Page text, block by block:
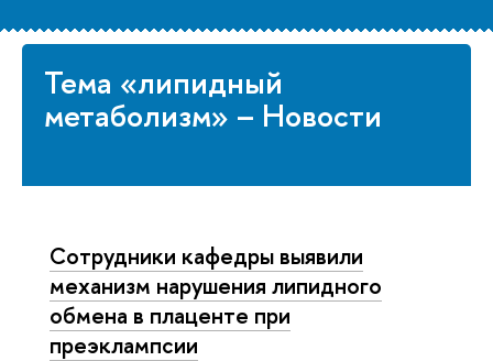
Тема «липидный
метаболизм» – Новости
Сотрудники кафедры выявили
механизм нарушения липидного
обмена в плаценте при
преэклампсии